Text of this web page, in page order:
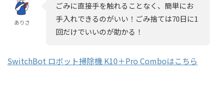
ありさ
ごみに直接手を触れることなく、簡単にお
手入れできるのがいい！ごみ捨ては70日に1
回だけでいいのが助かる！
SwitchBot ロボット掃除機 K10＋Pro Comboはこちら